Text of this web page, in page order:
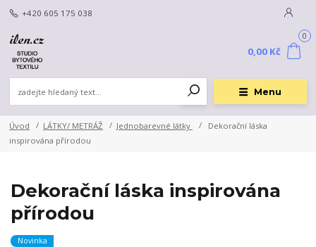
Menu
+420 605 175 038
0
0,00 Kč
Úvod LÁTKY/ METRÁŽ Jednobarevné látky
Dekorační láska
inspirována přírodou
Dekorační láska inspirována
přírodou
Novinka